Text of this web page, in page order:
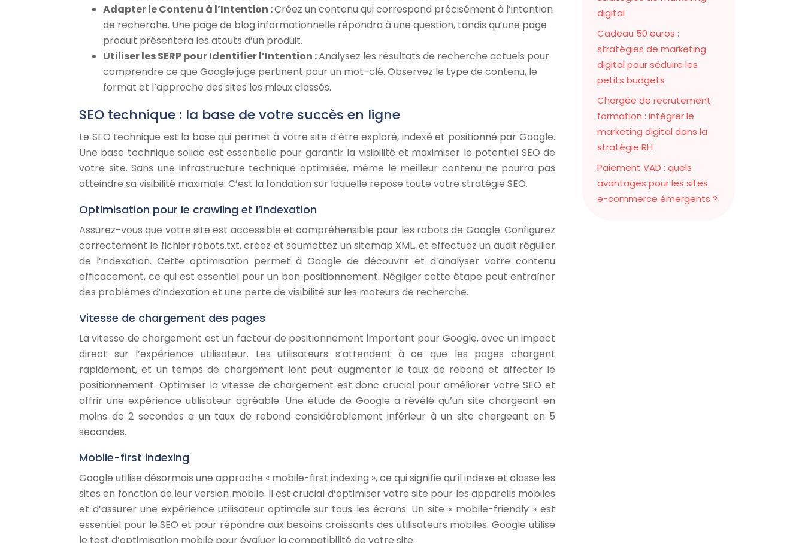
Adapter le Contenu à l’Intention :Créez un contenu qui correspond précisément à l’intention
de recherche. Une page de blog informationnelle répondra à une question, tandis qu’une page
produit présentera les atouts d’un produit.
Utiliser les SERP pour Identifier l’Intention :Analysez les résultats de recherche actuels pour
comprendre ce que Google juge pertinent pour un mot-clé. Observez le type de contenu, le
format et l’approche des sites les mieux classés.
SEO technique : la base de votre succès en ligne
Le SEO technique est la base qui permet à votre site d’être exploré, indexé et positionné par Google.
Une base technique solide est essentielle pour garantir la visibilité et maximiser le potentiel SEO de
votre site. Sans une infrastructure technique optimisée, même le meilleur contenu ne pourra pas
atteindre sa visibilité maximale. C’est la fondation sur laquelle repose toute votre stratégie SEO.
Optimisation pour le crawling et l’indexation
Assurez-vous que votre site est accessible et compréhensible pour les robots de Google. Configurez
correctement le fichier robots.txt, créez et soumettez un sitemap XML, et effectuez un audit régulier
de l’indexation. Cette optimisation permet à Google de découvrir et d’analyser votre contenu
efficacement, ce qui est essentiel pour un bon positionnement. Négliger cette étape peut entraîner
des problèmes d’indexation et une perte de visibilité sur les moteurs de recherche.
Vitesse de chargement des pages
La vitesse de chargement est un facteur de positionnement important pour Google, avec un impact
direct sur l’expérience utilisateur. Les utilisateurs s’attendent à ce que les pages chargent
rapidement, et un temps de chargement lent peut augmenter le taux de rebond et affecter le
positionnement. Optimiser la vitesse de chargement est donc crucial pour améliorer votre SEO et
offrir une expérience utilisateur agréable. Une étude de Google a révélé qu’un site chargeant en
moins de 2 secondes a un taux de rebond considérablement inférieur à un site chargeant en 5
secondes.
Mobile-first indexing
Google utilise désormais une approche « mobile-first indexing », ce qui signifie qu’il indexe et classe les
sites en fonction de leur version mobile. Il est crucial d’optimiser votre site pour les appareils mobiles
et d’assurer une expérience utilisateur optimale sur tous les écrans. Un site « mobile-friendly » est
essentiel pour le SEO et pour répondre aux besoins croissants des utilisateurs mobiles. Google utilise
digital
Cadeau 50 euros :
stratégies de marketing
digital pour séduire les
petits budgets
Chargée de recrutement
formation : intégrer le
marketing digital dans la
stratégie RH
Paiement VAD : quels
avantages pour les sites
e-commerce émergents ?